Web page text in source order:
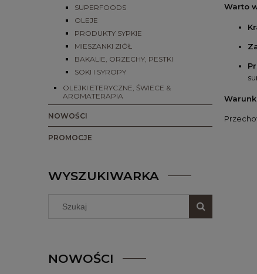
SUPERFOODS
OLEJE
PRODUKTY SYPKIE
MIESZANKI ZIÓŁ
BAKALIE, ORZECHY, PESTKI
SOKI I SYROPY
OLEJKI ETERYCZNE, ŚWIECE &
AROMATERAPIA
NOWOŚCI
PROMOCJE
WYSZUKIWARKA
NOWOŚCI
Warto